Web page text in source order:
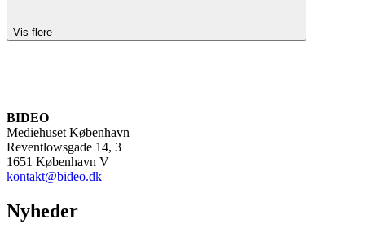
Vis flere
BIDEO
Mediehuset København
Reventlowsgade 14, 3
1651 København V
kontakt@bideo.dk
Nyheder